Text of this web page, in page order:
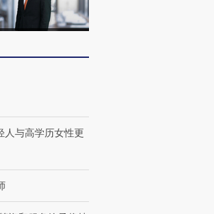
活方式·第三对
住三大增长引擎是什么？
人与高学历女性更